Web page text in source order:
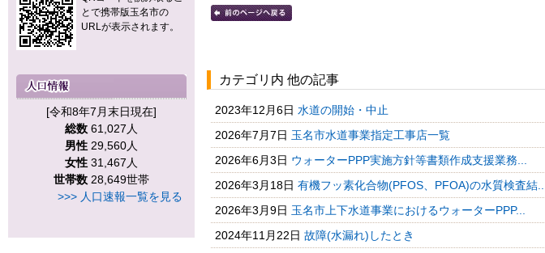
とで携帯版玉名市の
URLが表示されます。
[令和8年7月末日現在]
総数 61,027人
男性 29,560人
女性 31,467人
世帯数 28,649世帯
>>> 人口速報一覧を見る
カテゴリ内 他の記事
2023年12月6日 水道の開始・中止
2026年7月7日 玉名市水道事業指定工事店一覧
2026年6月3日 ウォーターPPP実施方針等書類作成支援業務...
2026年3月18日 有機フッ素化合物(PFOS、PFOA)の水質検査結...
2026年3月9日 玉名市上下水道事業におけるウォーターPPP...
2024年11月22日 故障(水漏れ)したとき